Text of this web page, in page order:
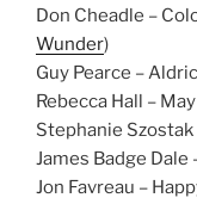
Don Cheadle –
Wunder)
Guy Pearce –
Rebecca Hall –
Stephanie Szostak
James Badge Dale
Jon Favreau –